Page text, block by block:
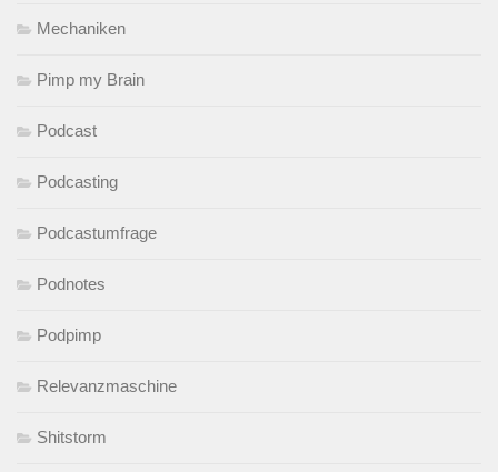
Mechaniken
Pimp my Brain
Podcast
Podcasting
Podcastumfrage
Podnotes
Podpimp
Relevanzmaschine
Shitstorm